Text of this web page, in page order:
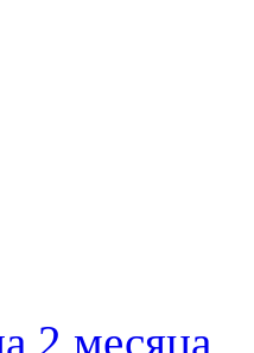
2 месяца